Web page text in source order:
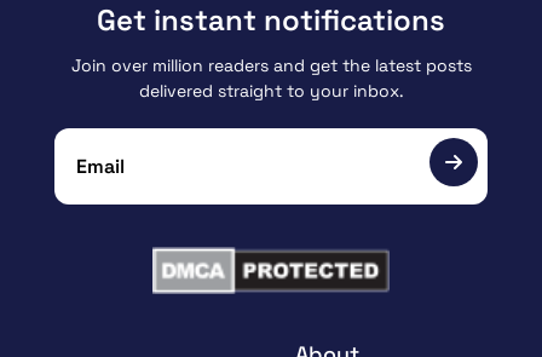
Get instant notifications
Join over million readers and get the latest posts
delivered straight to your inbox.